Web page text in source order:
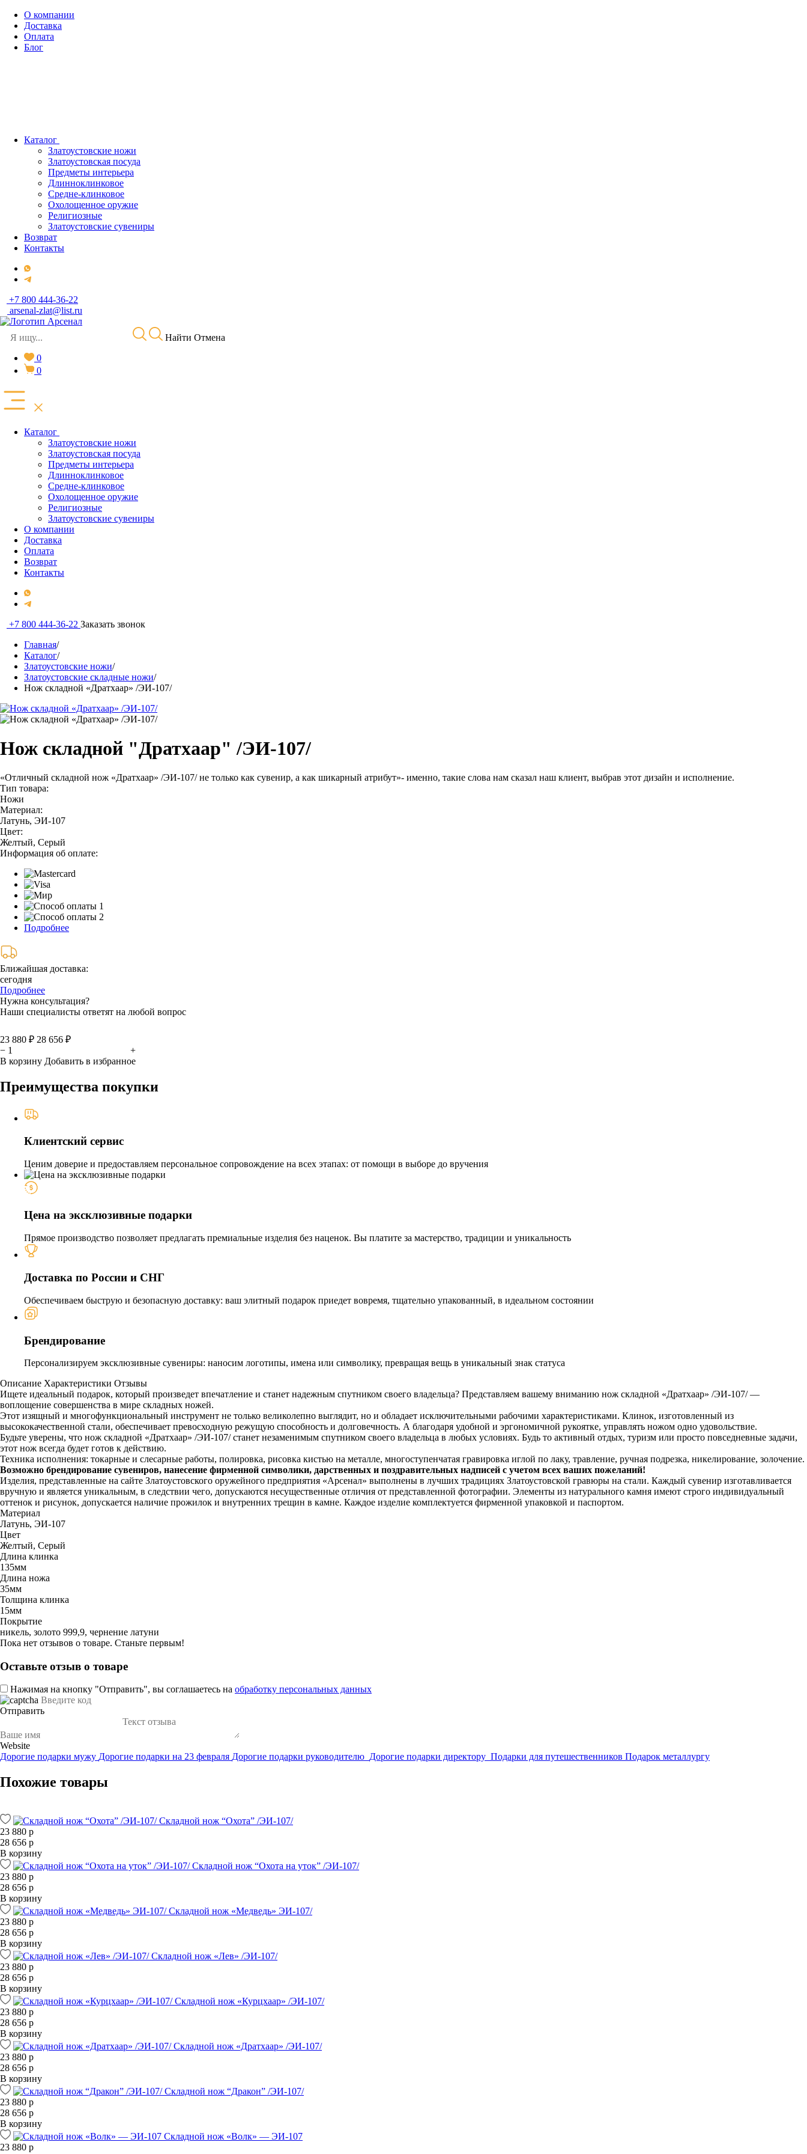
О компании
Доставка
Оплата
Блог
Каталог
Златоустовские ножи
Златоустовская посуда
Предметы интерьера
Длинноклинковое
Средне-клинковое
Охолощенное оружие
Религиозные
Златоустовские сувениры
Возврат
Контакты
+7 800 444-36-22
arsenal-zlat@list.ru
Найти Отмена
0
0
Каталог
Златоустовские ножи
Златоустовская посуда
Предметы интерьера
Длинноклинковое
Средне-клинковое
Охолощенное оружие
Религиозные
Златоустовские сувениры
О компании
Доставка
Оплата
Возврат
Контакты
+7 800 444-36-22 Заказать звонок
Главная/
Каталог/
Златоустовские ножи/
Златоустовские складные ножи/
Нож складной «Дратхаар» /ЭИ-107/
Нож складной "Дратхаар" /ЭИ-107/
«Отличный складной нож «Дратхаар» /ЭИ-107/ не только как сувенир, а как шикарный атрибут»- именно, такие слова нам сказал наш клиент, выбрав этот дизайн и исполнение.
Тип товара:
Ножи
Материал:
Латунь, ЭИ-107
Цвет:
Желтый, Серый
Информация об оплате:
Подробнее
Ближайшая доставка:
сегодня
Подробнее
Нужна консультация?
Наши специалисты ответят на любой вопрос
23 880 ₽ 28 656 ₽
−
+
В корзину Добавить в избранное
Преимущества покупки
Клиентский сервис
Ценим доверие и предоставляем персональное сопровождение на всех этапах: от помощи в выборе до вручения
Цена на эксклюзивные подарки
Прямое производство позволяет предлагать премиальные изделия без наценок. Вы платите за мастерство, традиции и уникальность
Доставка по России и СНГ
Обеспечиваем быструю и безопасную доставку: ваш элитный подарок приедет вовремя, тщательно упакованный, в идеальном состоянии
Брендирование
Персонализируем эксклюзивные сувениры: наносим логотипы, имена или символику, превращая вещь в уникальный знак статуса
Описание Характеристики Отзывы
Ищете идеальный подарок, который произведет впечатление и станет надежным спутником своего владельца? Представляем вашему вниманию нож складной «Дратхаар» /ЭИ-107/ —
воплощение совершенства в мире складных ножей.
Этот изящный и многофункциональный инструмент не только великолепно выглядит, но и обладает исключительными рабочими характеристиками. Клинок, изготовленный из
высококачественной стали, обеспечивает превосходную режущую способность и долговечность. А благодаря удобной и эргономичной рукоятке, управлять ножом одно удовольствие.
Будьте уверены, что нож складной «Дратхаар» /ЭИ-107/ станет незаменимым спутником своего владельца в любых условиях. Будь то активный отдых, туризм или просто повседневные задачи,
этот нож всегда будет готов к действию.
Техника исполнения: токарные и слесарные работы, полировка, рисовка кистью на металле, многоступенчатая гравировка иглой по лаку, травление, ручная подрезка, никелирование, золочение.
Возможно брендирование сувениров, нанесение фирменной символики, дарственных и поздравительных надписей с учетом всех ваших пожеланий!
Изделия, представленные на сайте Златоустовского оружейного предприятия «Арсенал» выполнены в лучших традициях Златоустовской гравюры на стали. Каждый сувенир изготавливается
вручную и является уникальным, в следствии чего, допускаются несущественные отличия от представленной фотографии. Элементы из натурального камня имеют строго индивидуальный
оттенок и рисунок, допускается наличие прожилок и внутренних трещин в камне. Каждое изделие комплектуется фирменной упаковкой и паспортом.
Материал
Латунь, ЭИ-107
Цвет
Желтый, Серый
Длина клинка
135мм
Длина ножа
35мм
Толщина клинка
15мм
Покрытие
никель, золото 999,9, чернение латуни
Пока нет отзывов о товаре. Станьте первым!
Оставьте отзыв о товаре
Нажимая на кнопку "Отправить", вы соглашаетесь на обработку персональных данных
Отправить
Website
Дорогие подарки мужу Дорогие подарки на 23 февраля Дорогие подарки руководителю Дорогие подарки директору Подарки для путешественников Подарок металлургу
Похожие товары
Складной нож “Охота” /ЭИ-107/
23 880 р
28 656 р
В корзину
Складной нож “Охота на уток” /ЭИ-107/
23 880 р
28 656 р
В корзину
Складной нож «Медведь» ЭИ-107/
23 880 р
28 656 р
В корзину
Складной нож «Лев» /ЭИ-107/
23 880 р
28 656 р
В корзину
Складной нож «Курцхаар» /ЭИ-107/
23 880 р
28 656 р
В корзину
Складной нож «Дратхаар» /ЭИ-107/
23 880 р
28 656 р
В корзину
Складной нож “Дракон” /ЭИ-107/
23 880 р
28 656 р
В корзину
Складной нож «Волк» — ЭИ-107
23 880 р